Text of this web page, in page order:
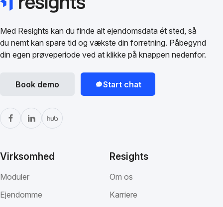
Med Resights kan du finde alt ejendomsdata ét sted, så
du nemt kan spare tid og vækste din forretning. Påbegynd
din egen prøveperiode ved at klikke på knappen nedenfor.
Book demo Start chat
Virksomhed
Moduler
Ejendomme
Resights
Om os
Karriere